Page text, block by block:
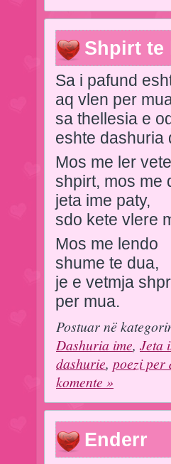
Shpirt te
Sa i pafund
aq vlen per
sa thellesia e
eshte dashuria
Mos me ler
shpirt, mos me
jeta ime paty,
sdo kete vlere
Mos me lendo
shume te dua,
je e vetmja
per mua.
Postuar në
Dashuria ime, Jeta
dashurie, poezi per
komente »
Enderr